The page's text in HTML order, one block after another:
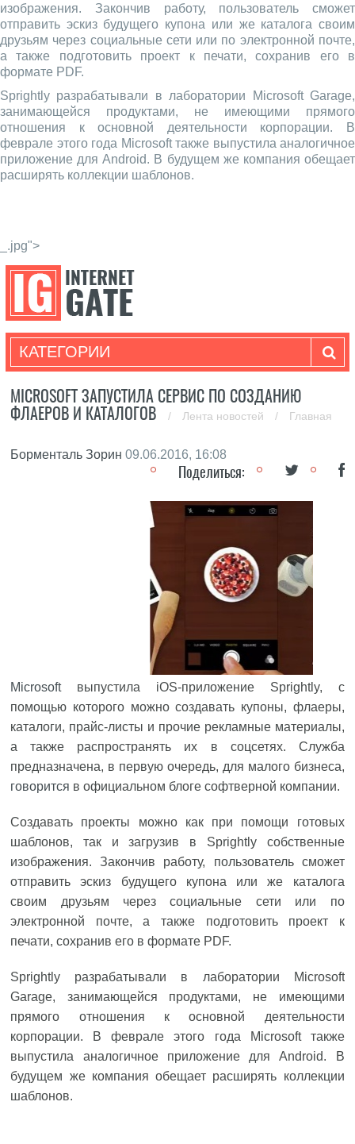
изображения. Закончив работу, пользователь сможет
отправить эскиз будущего купона или же каталога своим
друзьям через социальные сети или по электронной почте,
а также подготовить проект к печати, сохранив его в
формате PDF.
Sprightly разрабатывали в лаборатории Microsoft Garage,
занимающейся продуктами, не имеющими прямого
отношения к основной деятельности корпорации. В
феврале этого года Microsoft также выпустила аналогичное
приложение для Android. В будущем же компания обещает
расширять коллекции шаблонов.
_.jpg">
КАТЕГОРИИ
MICROSOFT ЗАПУСТИЛА СЕРВИС ПО СОЗДАНИЮ
ФЛАЕРОВ И КАТАЛОГОВ
/ Лента новостей / Главная
Борменталь Зорин 09.06.2016, 16:08
Поделиться:
Microsoftвыпустила iOS-приложение Sprightly, с
помощью которого можно создавать купоны, флаеры,
каталоги, прайс-листы и прочие рекламные материалы,
а также распространять их в соцсетях. Служба
предназначена, в первую очередь, для малого бизнеса,
говорится в официальном блоге софтверной компании.
Создавать проекты можно как при помощи готовых
шаблонов, так и загрузив в Sprightly собственные
изображения. Закончив работу, пользователь сможет
отправить эскиз будущего купона или же каталога
своим друзьям через социальные сети или по
электронной почте, а также подготовить проект к
печати, сохранив его в формате PDF.
Sprightly разрабатывали в лаборатории Microsoft
Garage, занимающейся продуктами, не имеющими
прямого отношения к основной деятельности
корпорации. В феврале этого года Microsoft также
выпустила аналогичное приложение для Android. В
будущем же компания обещает расширять коллекции
шаблонов.